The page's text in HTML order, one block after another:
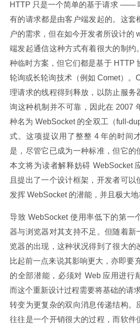
HTTP 只是一个简单的基于请求 ——
有的请求都是由客户端发起的。这套
户的需求，但在如今开发者所设计的
端发起通信这种方式有着很大的制约
种临时方案，但它们都是基于 HTTP
轮询或长轮询技术（例如 Comet）。
理请求的线程得到释放，以防止服务
询这种机制并不可靠，因此在 2007
种名为 WebSocket 的全双工（full-
式。这项提议用了整整 4 年的时间
是，尽管它已成为一种标准，但它的
本文将为读者解释妨碍 WebSocket
且提出了一个设计框架，开发者可以
发挥 WebSocket 的潜能，并且极大地
导致 WebSocket 使用率低下的第一
器与浏览器对其支持不足。但随着新
览器的出现，这种状况得到了很大的
比起前一点来说其影响更大，亦即要
的全部潜能，必须对 Web 应用进行
而这个重新设计过程需要将基础的
转变为更复杂的双向消息传递结构。
往往是一个开销很大的过程，而软件